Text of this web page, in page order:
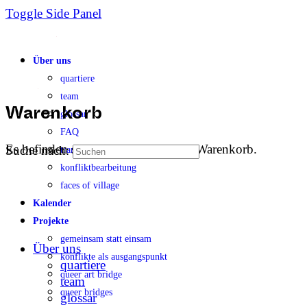
Toggle Side Panel
Über uns
quartiere
team
glossar
FAQ
transparenz
konfliktbearbeitung
faces of village
Kalender
Projekte
gemeinsam statt einsam
konflikte als ausgangspunkt
queer art bridge
queer bridges
Warenkorb
Es befinden sich keine Produkte im Warenkorb.
Suche nach:
Über uns
quartiere
team
glossar